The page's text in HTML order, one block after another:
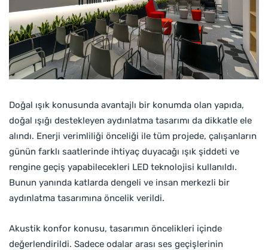
Doğal ışık konusunda avantajlı bir konumda olan yapıda,
doğal ışığı destekleyen aydınlatma tasarımı da dikkatle ele
alındı. Enerji verimliliği önceliği ile tüm projede, çalışanların
günün farklı saatlerinde ihtiyaç duyacağı ışık şiddeti ve
rengine geçiş yapabilecekleri LED teknolojisi kullanıldı.
Bunun yanında katlarda dengeli ve insan merkezli bir
aydınlatma tasarımına öncelik verildi.
Akustik konfor konusu, tasarımın öncelikleri içinde
değerlendirildi. Sadece odalar arası ses geçişlerinin